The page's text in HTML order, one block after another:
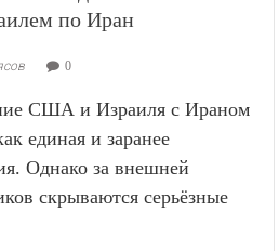
по Иран
0
США и Израиля с Ираном
единая и заранее
Однако за внешней
скрываются серьёзные